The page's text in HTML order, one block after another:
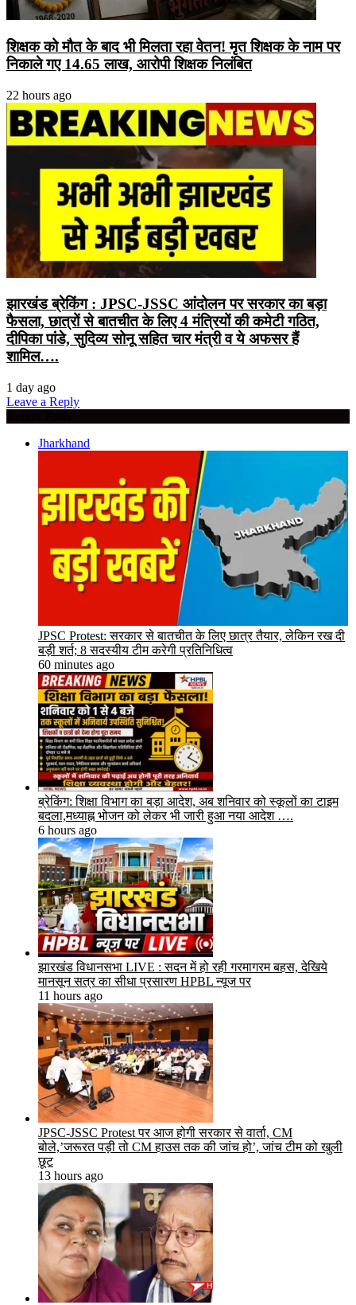
शिक्षक को मौत के बाद भी मिलता रहा वेतन! मृत शिक्षक के नाम पर
निकाले गए 14.65 लाख, आरोपी शिक्षक निलंबित
22 hours ago
झारखंड ब्रेकिंग : JPSC-JSSC आंदोलन पर सरकार का बड़ा
फैसला, छात्रों से बातचीत के लिए 4 मंत्रियों की कमेटी गठित,
दीपिका पांडे, सुदिव्य सोनू सहित चार मंत्री व ये अफसर हैं
शामिल….
1 day ago
Leave a Reply
Jharkhand
JPSC Protest: सरकार से बातचीत के लिए छात्र तैयार, लेकिन रख दी
बड़ी शर्त; 8 सदस्यीय टीम करेगी प्रतिनिधित्व
60 minutes ago
ब्रेकिंग: शिक्षा विभाग का बड़ा आदेश, अब शनिवार को स्कूलों का टाइम
बदला,मध्याह्न भोजन को लेकर भी जारी हुआ नया आदेश ….
6 hours ago
झारखंड विधानसभा LIVE : सदन में हो रही गरमागरम बहस, देखिये
मानसून सत्र का सीधा प्रसारण HPBL न्यूज पर
11 hours ago
JPSC-JSSC Protest पर आज होगी सरकार से वार्ता, CM
बोले,’जरूरत पड़ी तो CM हाउस तक की जांच हो’, जांच टीम को खुली
छूट
13 hours ago